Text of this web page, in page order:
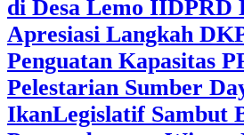
di Desa Lemo IIDPRD
Apresiasi Langkah
Penguatan Kapasitas
Pelestarian Sumber
IkanLegislatif Sambut